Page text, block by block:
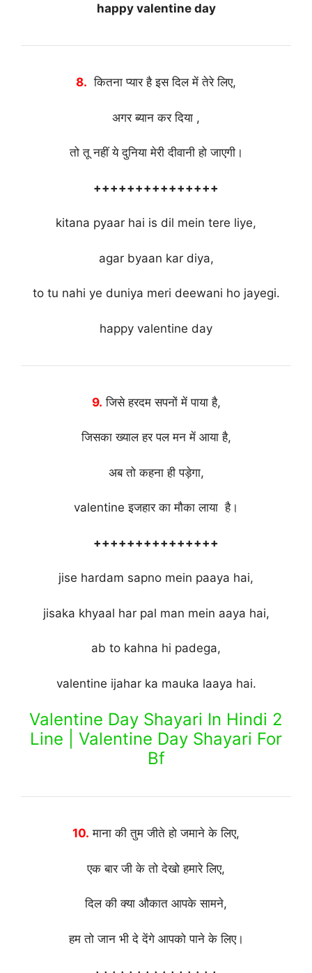
happy valentine day
8. कितना प्यार है इस दिल में तेरे लिए,
अगर ब्यान कर दिया ,
तो तू नहीं ये दुनिया मेरी दीवानी हो जाएगी।
+++++++++++++++
kitana pyaar hai is dil mein tere liye,
agar byaan kar diya,
to tu nahi ye duniya meri deewani ho jayegi.
happy valentine day
9. जिसे हरदम सपनों में पाया है,
जिसका ख्याल हर पल मन में आया है,
अब तो कहना ही पड़ेगा,
valentine इजहार का मौका लाया है।
+++++++++++++++
jise hardam sapno mein paaya hai,
jisaka khyaal har pal man mein aaya hai,
ab to kahna hi padega,
valentine ijahar ka mauka laaya hai.
Valentine Day Shayari In Hindi 2
Line | Valentine Day Shayari For
Bf
10. माना की तुम जीते हो जमाने के लिए,
एक बार जी के तो देखो हमारे लिए,
दिल की क्या औकात आपके सामने,
हम तो जान भी दे देंगे आपको पाने के लिए।